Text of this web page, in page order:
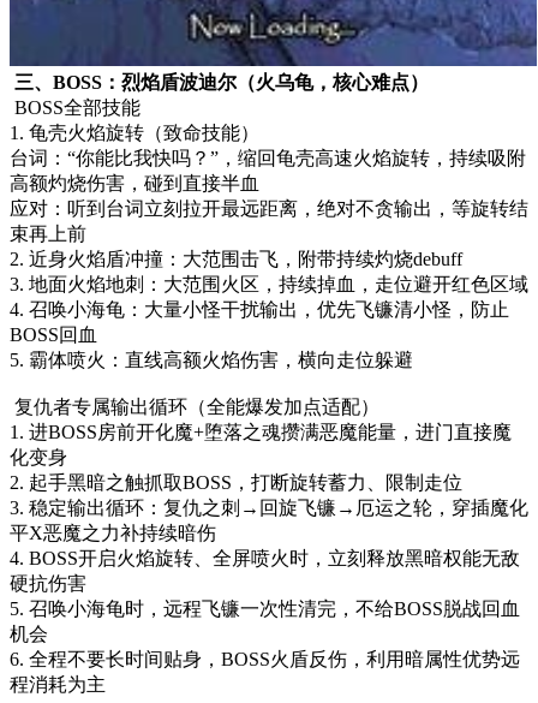
三、BOSS：烈焰盾波迪尔（火乌龟，核心难点）
BOSS全部技能
1. 龟壳火焰旋转（致命技能）
台词：“你能比我快吗？”，缩回龟壳高速火焰旋转，持续吸附
高额灼烧伤害，碰到直接半血
应对：听到台词立刻拉开最远距离，绝对不贪输出，等旋转结
束再上前
2. 近身火焰盾冲撞：大范围击飞，附带持续灼烧debuff
3. 地面火焰地刺：大范围火区，持续掉血，走位避开红色区域
4. 召唤小海龟：大量小怪干扰输出，优先飞镰清小怪，防止
BOSS回血
5. 霸体喷火：直线高额火焰伤害，横向走位躲避
复仇者专属输出循环（全能爆发加点适配）
1. 进BOSS房前开化魔+堕落之魂攒满恶魔能量，进门直接魔
化变身
2. 起手黑暗之触抓取BOSS，打断旋转蓄力、限制走位
3. 稳定输出循环：复仇之刺→回旋飞镰→厄运之轮，穿插魔化
平X恶魔之力补持续暗伤
4. BOSS开启火焰旋转、全屏喷火时，立刻释放黑暗权能无敌
硬抗伤害
5. 召唤小海龟时，远程飞镰一次性清完，不给BOSS脱战回血
机会
6. 全程不要长时间贴身，BOSS火盾反伤，利用暗属性优势远
程消耗为主